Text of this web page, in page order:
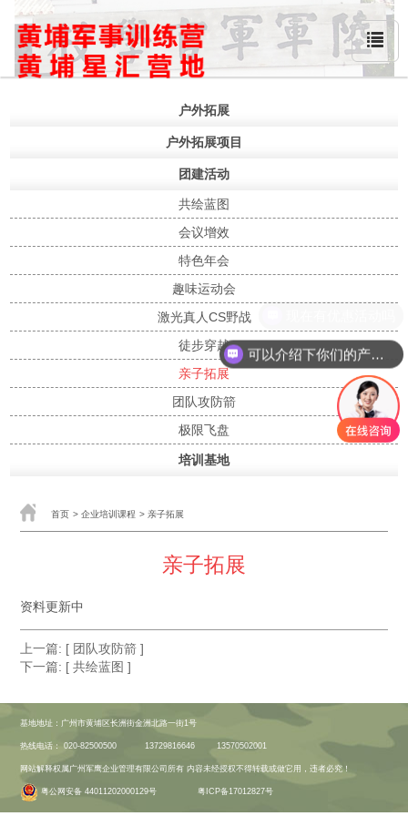
户外拓展
户外拓展项目
团建活动
共绘蓝图
会议增效
特色年会
趣味运动会
激光真人CS野战
徒步穿越
亲子拓展
团队攻防箭
极限飞盘
培训基地
首页 >企业培训课程 >亲子拓展
亲子拓展
资料更新中
上一篇: [ 团队攻防箭 ]
下一篇: [ 共绘蓝图 ]
基地地址：广州市黄埔区长洲街金洲北路一街1号
热线电话： 020-82500500 13729816646 13570502001
网站解释权属广州军鹰企业管理有限公司所有 内容未经授权不得转载或做它用，违者必究！
粤公网安备 44011202000129号 粤ICP备17012827号
可以介绍下你们的产品么